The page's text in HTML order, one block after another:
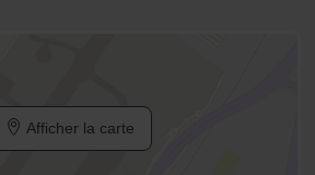
Afficher la carte